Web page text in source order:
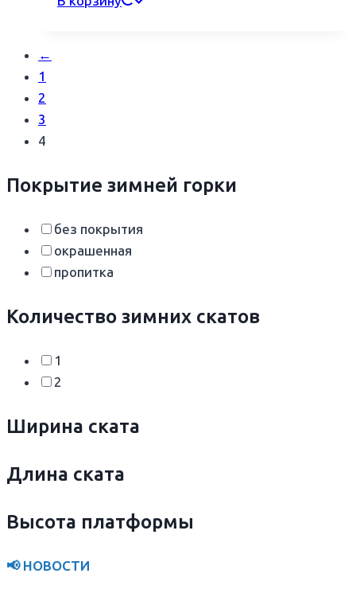
←
1
2
3
4
Покрытие зимней горки
без покрытия
окрашенная
пропитка
Количество зимних скатов
1
2
Ширина ската
Длина ската
Высота платформы
📢 НОВОСТИ